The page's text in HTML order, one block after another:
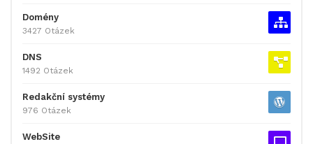
Domény
3427 Otázek
DNS
1492 Otázek
Redakční systémy
976 Otázek
WebSite